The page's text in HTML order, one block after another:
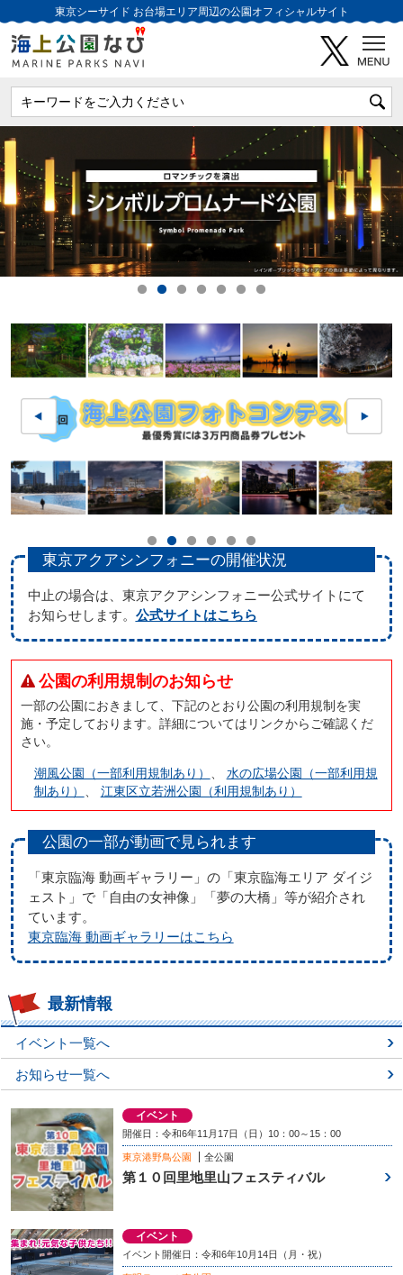
東京シーサイド お台場エリア周辺の公園オフィシャルサイト
東京アクアシンフォニーの開催状況
中止の場合は、東京アクアシンフォニー公式サイトにて
お知らせします。 公式サイトはこちら
公園の利用規制のお知らせ
一部の公園におきまして、下記のとおり公園の利用規制を実
施・予定しております。詳細についてはリンクからご確認くだ
さい。
潮風公園（一部利用規制あり）
水の広場公園（一部利用規
制あり）
江東区立若洲公園（利用規制あり）
公園の一部が動画で見られます
「東京臨海 動画ギャラリー」の「東京臨海エリア ダイジ
ェスト」で「自由の女神像」「夢の大橋」等が紹介され
ています。
東京臨海 動画ギャラリーはこちら
最新情報
イベント一覧へ
お知らせ一覧へ
イベント
開催日：令和6年11月17日（日）10：00～15：00
東京港野鳥公園 全公園
第１０回里地里山フェスティバル
イベント
イベント開催日：令和6年10月14日（月・祝）